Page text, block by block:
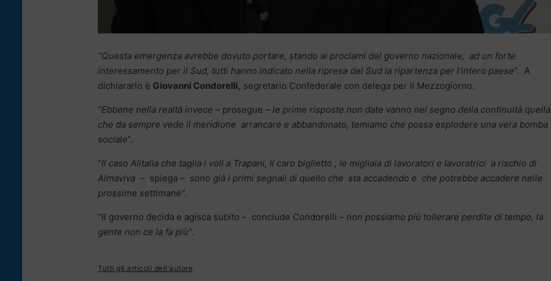
“Questa emergenza avrebbe dovuto portare, stando ai proclami del governo nazionale, ad un forte
interessamento per il Sud, tutti hanno indicato nella ripresa del Sud la ripartenza per l’intero paese“. A
dichiararlo è Giovanni Condorelli, segretario Confederale con delega per il Mezzogiorno.
“Ebbene nella realtà invece – prosegue – le prime risposte non date vanno nel segno della continuità quella
che da sempre vede il meridione arrancare e abbandonato, temiamo che possa esplodere una vera bomba
sociale”.
“Il caso Alitalia che taglia i voli a Trapani, il caro biglietto , le migliaia di lavoratori e lavoratrici a rischio di
Almaviva – spiega – sono già i primi segnali di quello che sta accadendo e che potrebbe accadere nelle
prossime settimane”.
“Il governo decida e agisca subito – conclude Condorelli – non possiamo più tollerare perdite di tempo, la
gente non ce la fa più”.
Tutti gli articoli dell'autore